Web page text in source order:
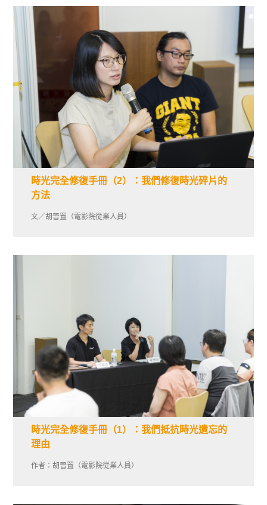
時光完全修復手冊（2）：我們修復時光碎片的
方法
文／胡晉置（電影院從業人員）
時光完全修復手冊（1）：我們抵抗時光遺忘的
理由
作者：胡晉置（電影院從業人員）